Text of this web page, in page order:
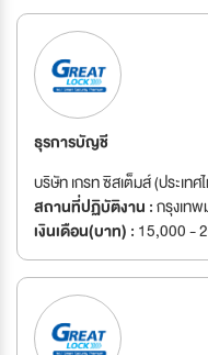
ธุรการบัญชี
บริษัท เกรท ซิสเต็มส์ (ประเท
สถานที่ปฏิบัติงาน :กรุงเท
เงินเดือน(บาท) : 15,000 -